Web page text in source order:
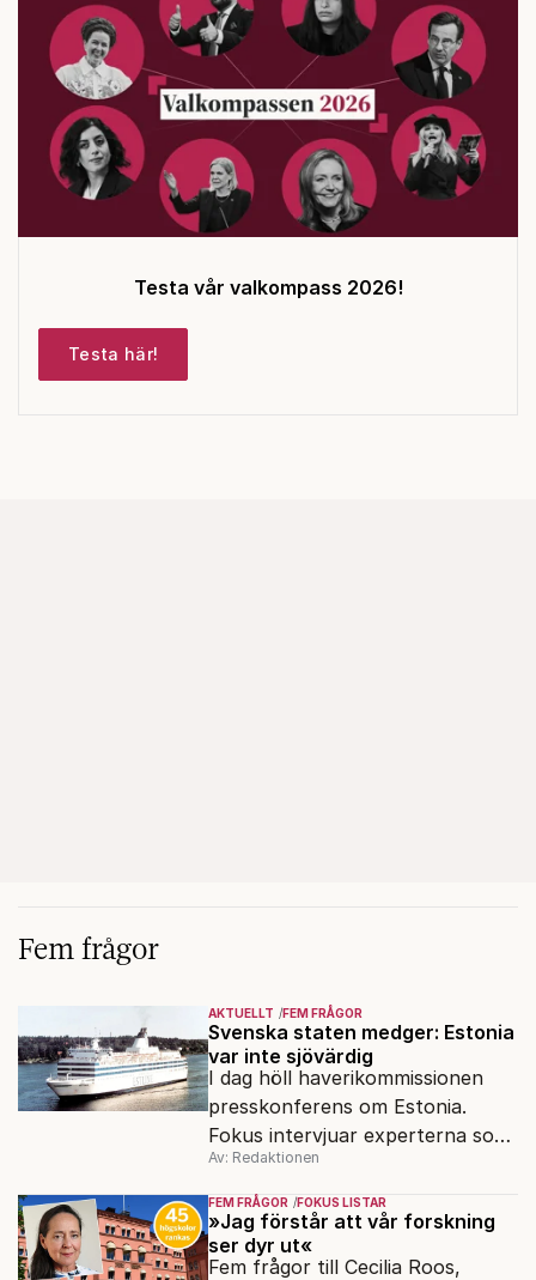
Testa vår valkompass 2026!
Testa här!
Fem frågor
AKTUELLT FEM FRÅGOR
Svenska staten medger: Estonia
var inte sjövärdig
I dag höll haverikommissionen
presskonferens om Estonia.
Fokus intervjuar experterna som
sagt samma sak sen 2003.
Av: Redaktionen
FEM FRÅGOR FOKUS LISTAR
»Jag förstår att vår forskning
ser dyr ut«
Fem frågor till Cecilia Roos,